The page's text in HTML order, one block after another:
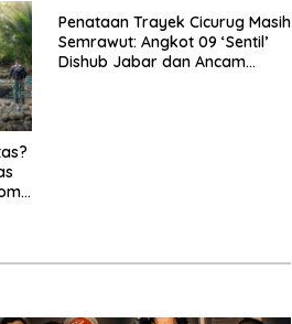
Penataan Trayek Cicurug Masih
Semrawut: Angkot 09 ‘Sentil’
Dishub Jabar dan Ancam